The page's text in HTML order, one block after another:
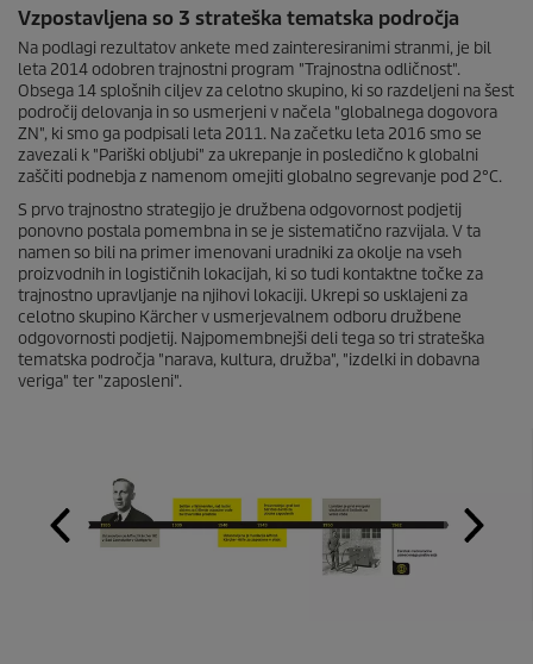
Vzpostavljena so 3 strateška tematska področja
Na podlagi rezultatov ankete med zainteresiranimi stranmi, je bil
leta 2014 odobren trajnostni program "Trajnostna odličnost".
Obsega 14 splošnih ciljev za celotno skupino, ki so razdeljeni na šest
področij delovanja in so usmerjeni v načela "globalnega dogovora
ZN", ki smo ga podpisali leta 2011. Na začetku leta 2016 smo se
zavezali k "Pariški obljubi" za ukrepanje in posledično k globalni
zaščiti podnebja z namenom omejiti globalno segrevanje pod 2°C.
S prvo trajnostno strategijo je družbena odgovornost podjetij
ponovno postala pomembna in se je sistematično razvijala. V ta
namen so bili na primer imenovani uradniki za okolje na vseh
proizvodnih in logističnih lokacijah, ki so tudi kontaktne točke za
trajnostno upravljanje na njihovi lokaciji. Ukrepi so usklajeni za
celotno skupino Kärcher v usmerjevalnem odboru družbene
odgovornosti podjetij. Najpomembnejši deli tega so tri strateška
tematska področja "narava, kultura, družba", "izdelki in dobavna
veriga" ter "zaposleni".